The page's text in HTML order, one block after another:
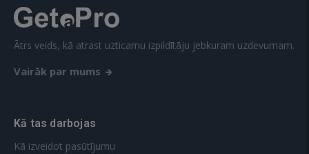
Ātrs veids, kā atrast uzticamu izpildītāju jebkuram uzdevumam.
Vairāk par mums
Kā tas darbojas
Kā izveidot pasūtījumu